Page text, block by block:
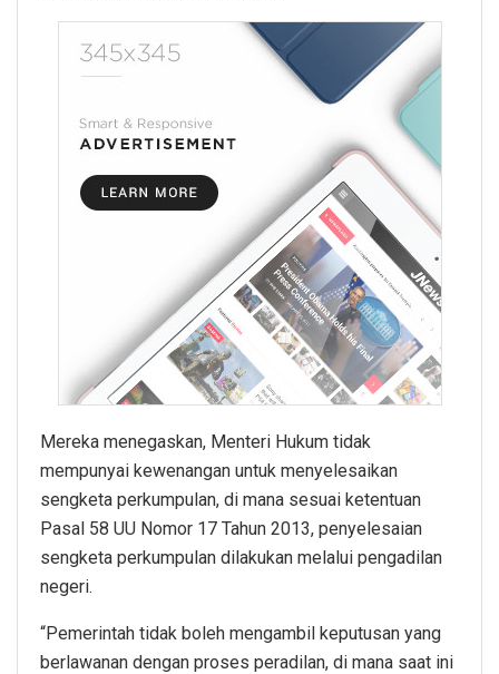
Mereka menegaskan, Menteri Hukum tidak
mempunyai kewenangan untuk menyelesaikan
sengketa perkumpulan, di mana sesuai ketentuan
Pasal 58 UU Nomor 17 Tahun 2013, penyelesaian
sengketa perkumpulan dilakukan melalui pengadilan
negeri.
“Pemerintah tidak boleh mengambil keputusan yang
berlawanan dengan proses peradilan, di mana saat ini